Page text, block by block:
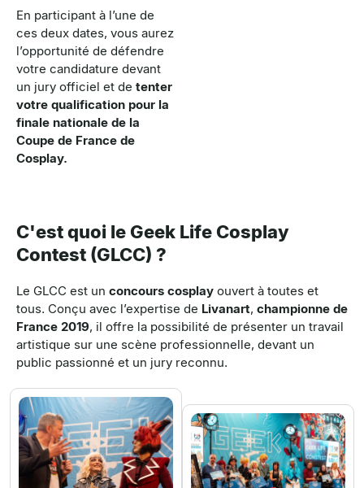
En participant à l’une de
ces deux dates, vous aurez
l’opportunité de défendre
votre candidature devant
un jury officiel et de tenter
votre qualification pour la
finale nationale de la
Coupe de France de
Cosplay.
C'est quoi le Geek Life Cosplay
Contest (GLCC) ?
Le GLCC est un concours cosplay ouvert à toutes et
tous. Conçu avec l’expertise de Livanart, championne de
France 2019, il offre la possibilité de présenter un travail
artistique sur une scène professionnelle, devant un
public passionné et un jury reconnu.